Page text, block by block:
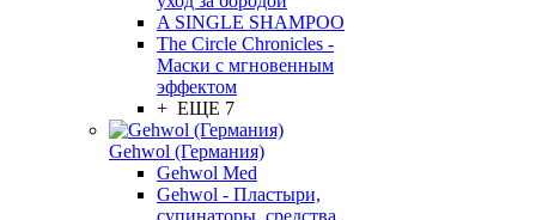
A SINGLE SHAMPOO
The Circle Chronicles -
Маски с мгновенным
эффектом
+ ЕЩЕ 7
Gehwol (Германия)
Gehwol Med
Gehwol - Пластыри,
супинаторы, средства